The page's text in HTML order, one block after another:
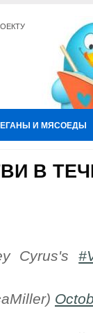
И МЯСОЕДЫ
В
Cyrus's